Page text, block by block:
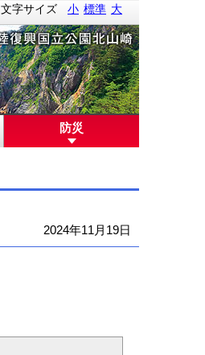
文字サイズ 小 標準 大
防災
2024年11月19日